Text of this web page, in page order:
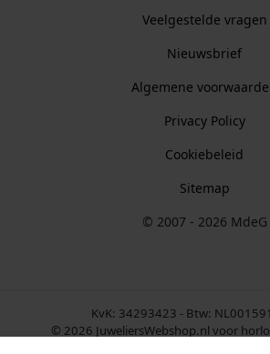
Veelgestelde vragen
Nieuwsbrief
Algemene
Privacy Policy
Cookiebeleid
Sitemap
© 2007 - 2026 MdeG
KvK: 34293423 - Btw:
© 2026 JuweliersWebshop.nl voor